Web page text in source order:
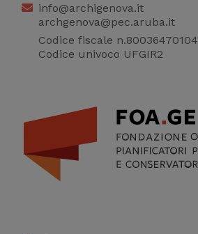
info@archigenova.it
archgenova@pec.aruba.it
Codice fiscale n.80036470104
Codice univoco UFGIR2